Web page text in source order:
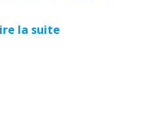
la suite